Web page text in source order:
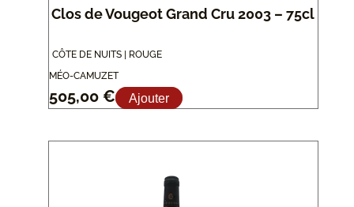
Clos de Vougeot Grand Cru 2003 – 75cl
CÔTE DE NUITS | ROUGE
MÉO-CAMUZET
505,00 € Ajouter